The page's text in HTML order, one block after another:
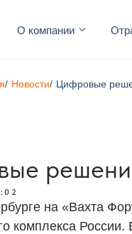
О компании
/ Новости/ Цифровые
на «Вахта
комплекса